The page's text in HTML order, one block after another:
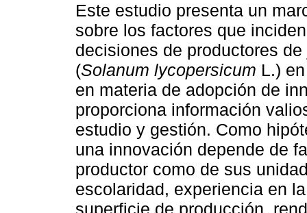
Este estudio presenta un
sobre los factores que
decisiones de productores
(Solanum lycopersicum L.)
en materia de adopción de
proporciona información
estudio y gestión. Como
una innovación depende de
productor como de sus
escolaridad, experiencia en
superficie de producción,